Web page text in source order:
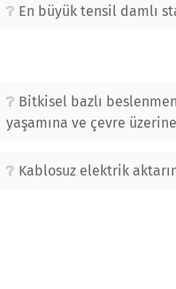
En büyük tensil damlı
Bitkisel bazlı
yaşamına ve çevre
Kablosuz elektrik